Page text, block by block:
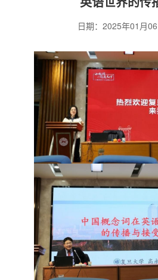
日期：2025年01月